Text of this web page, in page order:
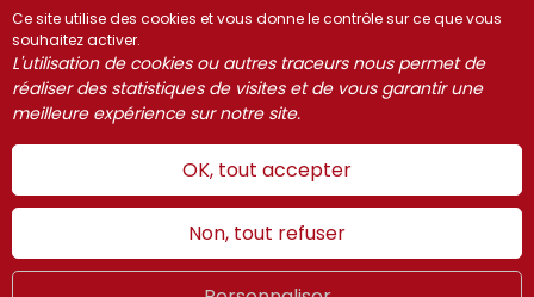
© Risoul 2021-2025 Mentions Légales
Partenaires
Gestion des cookies
Ce site utilise des cookies et vous donne le contrôle sur ce que vous
souhaitez activer.
L'utilisation de cookies ou autres traceurs nous permet de
réaliser des statistiques de visites et de vous garantir une
meilleure expérience sur notre site.
OK, tout accepter
Non, tout refuser